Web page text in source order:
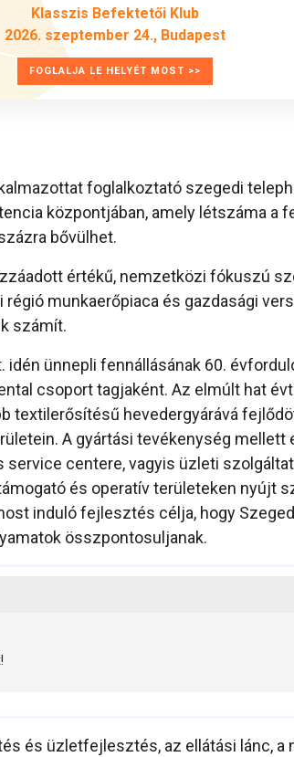
Klasszis Befektetői Klub
2026. szeptember 24., Budapest
FOGLALJA LE HELYÉT MOST >>
foglalkoztató szegedi
központjában, amely létszáma a
bővülhet.
értékű, nemzetközi fókuszú
régió munkaerőpiaca és gazdasági
számít.
idén ünnepli fennállásának 60.
csoport tagjaként. Az elmúlt hat
textilerősítésű hevedergyárává
A gyártási tevékenység
service centere, vagyis üzleti
és operatív területeken nyújt
induló fejlesztés célja, hogy
összpontosuljanak.
és üzletfejlesztés, az ellátási lánc, a